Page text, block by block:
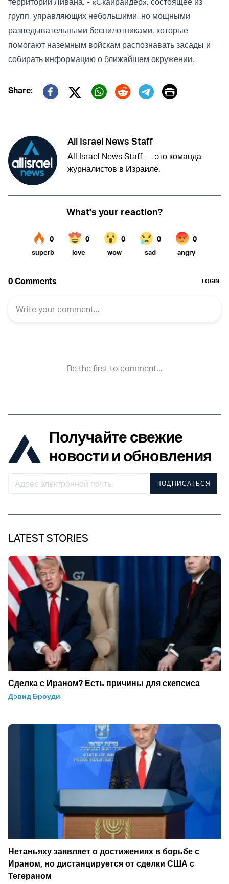
групп, управляющих небольшими, но мощными
разведывательными беспилотниками, которые
помогают наземным войскам распознавать засады и
собирать информацию о ближайшем окружении.
Share:
Twitter (X)
Print
All Israel News Staff
All Israel News Staff — это команда
журналистов в Израиле.
Получайте свежие
новости и обновления
ПОДПИСАТЬСЯ
LATEST STORIES
Сделка с Ираном? Есть причины для скепсиса
Дэвид Броуди
Нетаньяху заявляет о достижениях в борьбе с
Ираном, но дистанцируется от сделки США с
Тегераном